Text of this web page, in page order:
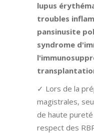
lupus
troubles
pansinusite
syndrome
✓ Lors de la
magistrales,
de haute
respect des